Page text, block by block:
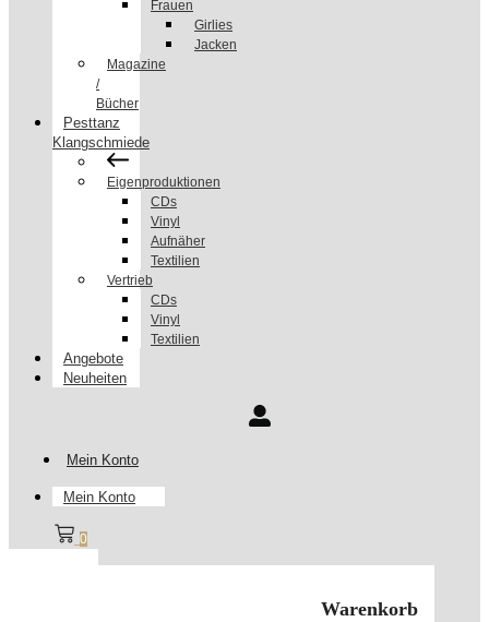
Frauen
Girlies
Jacken
Magazine
/
Bücher
Pesttanz
Klangschmiede
Eigenproduktionen
CDs
Vinyl
Aufnäher
Textilien
Vertrieb
CDs
Vinyl
Textilien
Angebote
Neuheiten
Mein Konto
Mein Konto
0
Warenkorb